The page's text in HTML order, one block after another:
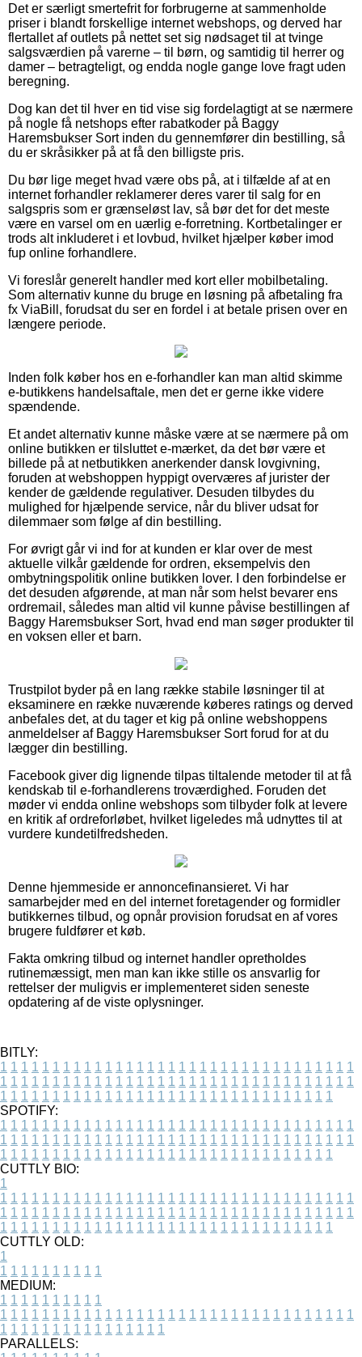
Det er særligt smertefrit for forbrugerne at sammenholde
priser i blandt forskellige internet webshops, og derved har
flertallet af outlets på nettet set sig nødsaget til at tvinge
salgsværdien på varerne – til børn, og samtidig til herrer og
damer – betragteligt, og endda nogle gange love fragt uden
beregning.
Dog kan det til hver en tid vise sig fordelagtigt at se nærmere
på nogle få netshops efter rabatkoder på Baggy
Haremsbukser Sort inden du gennemfører din bestilling, så
du er skråsikker på at få den billigste pris.
Du bør lige meget hvad være obs på, at i tilfælde af at en
internet forhandler reklamerer deres varer til salg for en
salgspris som er grænseløst lav, så bør det for det meste
være en varsel om en uærlig e-forretning. Kortbetalinger er
trods alt inkluderet i et lovbud, hvilket hjælper køber imod
fup online forhandlere.
Vi foreslår generelt handler med kort eller mobilbetaling.
Som alternativ kunne du bruge en løsning på afbetaling fra
fx ViaBill, forudsat du ser en fordel i at betale prisen over en
længere periode.
Inden folk køber hos en e-forhandler kan man altid skimme
e-butikkens handelsaftale, men det er gerne ikke videre
spændende.
Et andet alternativ kunne måske være at se nærmere på om
online butikken er tilsluttet e-mærket, da det bør være et
billede på at netbutikken anerkender dansk lovgivning,
foruden at webshoppen hyppigt overværes af jurister der
kender de gældende regulativer. Desuden tilbydes du
mulighed for hjælpende service, når du bliver udsat for
dilemmaer som følge af din bestilling.
For øvrigt går vi ind for at kunden er klar over de mest
aktuelle vilkår gældende for ordren, eksempelvis den
ombytningspolitik online butikken lover. I den forbindelse er
det desuden afgørende, at man når som helst bevarer ens
ordremail, således man altid vil kunne påvise bestillingen af
Baggy Haremsbukser Sort, hvad end man søger produkter til
en voksen eller et barn.
Trustpilot byder på en lang række stabile løsninger til at
eksaminere en række nuværende køberes ratings og derved
anbefales det, at du tager et kig på online webshoppens
anmeldelser af Baggy Haremsbukser Sort forud for at du
lægger din bestilling.
Facebook giver dig lignende tilpas tiltalende metoder til at få
kendskab til e-forhandlerens troværdighed. Foruden det
møder vi endda online webshops som tilbyder folk at levere
en kritik af ordreforløbet, hvilket ligeledes må udnyttes til at
vurdere kundetilfredsheden.
Denne hjemmeside er annoncefinansieret. Vi har
samarbejder med en del internet foretagender og formidler
butikkernes tilbud, og opnår provision forudsat en af vores
brugere fuldfører et køb.
Fakta omkring tilbud og internet handler opretholdes
rutinemæssigt, men man kan ikke stille os ansvarlig for
rettelser der muligvis er implementeret siden seneste
opdatering af de viste oplysninger.
BITLY:
1 1 1 1 1 1 1 1 1 1 1 1 1 1 1 1 1 1 1 1 1 1 1 1 1 1 1 1 1 1 1 1 1 1
1 1 1 1 1 1 1 1 1 1 1 1 1 1 1 1 1 1 1 1 1 1 1 1 1 1 1 1 1 1 1 1 1 1
1 1 1 1 1 1 1 1 1 1 1 1 1 1 1 1 1 1 1 1 1 1 1 1 1 1 1 1 1 1 1 1
SPOTIFY:
1 1 1 1 1 1 1 1 1 1 1 1 1 1 1 1 1 1 1 1 1 1 1 1 1 1 1 1 1 1 1 1 1 1
1 1 1 1 1 1 1 1 1 1 1 1 1 1 1 1 1 1 1 1 1 1 1 1 1 1 1 1 1 1 1 1 1 1
1 1 1 1 1 1 1 1 1 1 1 1 1 1 1 1 1 1 1 1 1 1 1 1 1 1 1 1 1 1 1 1
CUTTLY BIO:
1
1 1 1 1 1 1 1 1 1 1 1 1 1 1 1 1 1 1 1 1 1 1 1 1 1 1 1 1 1 1 1 1 1 1
1 1 1 1 1 1 1 1 1 1 1 1 1 1 1 1 1 1 1 1 1 1 1 1 1 1 1 1 1 1 1 1 1 1
1 1 1 1 1 1 1 1 1 1 1 1 1 1 1 1 1 1 1 1 1 1 1 1 1 1 1 1 1 1 1 1
CUTTLY OLD:
1
1 1 1 1 1 1 1 1 1 1
MEDIUM:
1 1 1 1 1 1 1 1 1 1
1 1 1 1 1 1 1 1 1 1 1 1 1 1 1 1 1 1 1 1 1 1 1 1 1 1 1 1 1 1 1 1 1 1
1 1 1 1 1 1 1 1 1 1 1 1 1 1 1 1
PARALLELS: